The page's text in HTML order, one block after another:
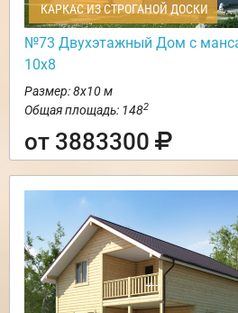
КАРКАС ИЗ СТРОГАНОЙ ДОСКИ
№73 Двухэтажный Дом с
10х8
Размер: 8х10 м
Общая площадь: 1482
от 3883300